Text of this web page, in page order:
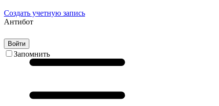
Создать учетную запись
Антибот
Войти
Запомнить